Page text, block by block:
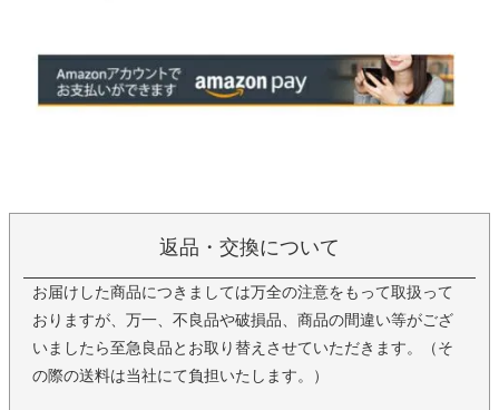
返品・交換について
お届けした商品につきましては万全の注意をもって取扱って
おりますが、万一、不良品や破損品、商品の間違い等がござ
いましたら至急良品とお取り替えさせていただきます。（そ
の際の送料は当社にて負担いたします。）